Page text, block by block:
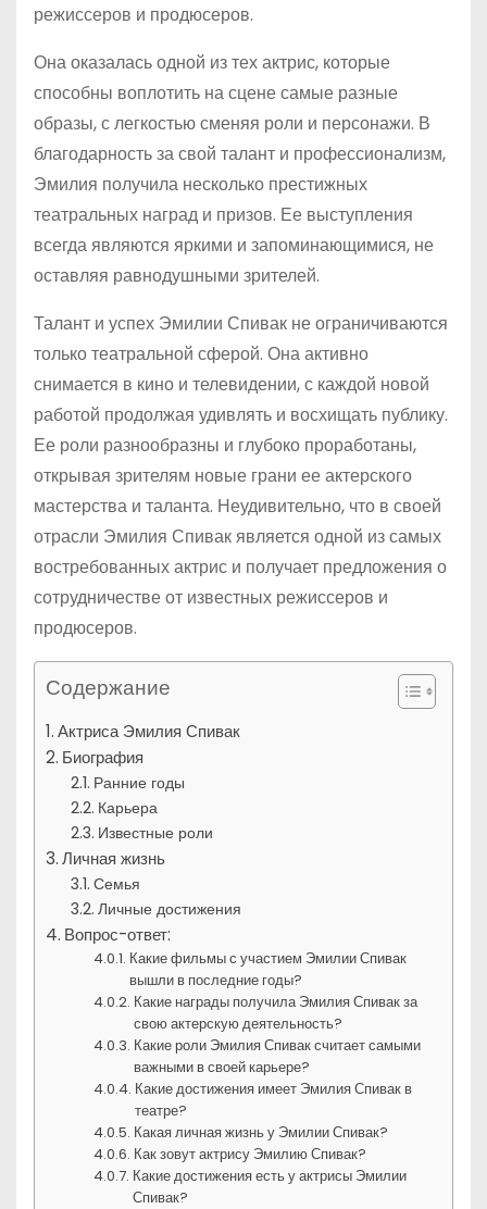
режиссеров и продюсеров.
Она оказалась одной из тех актрис, которые
способны воплотить на сцене самые разные
образы, с легкостью сменяя роли и персонажи. В
благодарность за свой талант и профессионализм,
Эмилия получила несколько престижных
театральных наград и призов. Ее выступления
всегда являются яркими и запоминающимися, не
оставляя равнодушными зрителей.
Талант и успех Эмилии Спивак не ограничиваются
только театральной сферой. Она активно
снимается в кино и телевидении, с каждой новой
работой продолжая удивлять и восхищать публику.
Ее роли разнообразны и глубоко проработаны,
открывая зрителям новые грани ее актерского
мастерства и таланта. Неудивительно, что в своей
отрасли Эмилия Спивак является одной из самых
востребованных актрис и получает предложения о
сотрудничестве от известных режиссеров и
продюсеров.
Содержание
Актриса Эмилия Спивак
Биография
Ранние годы
Карьера
Известные роли
Личная жизнь
Семья
Личные достижения
Вопрос-ответ:
Какие фильмы с участием Эмилии Спивак
вышли в последние годы?
Какие награды получила Эмилия Спивак за
свою актерскую деятельность?
Какие роли Эмилия Спивак считает самыми
важными в своей карьере?
Какие достижения имеет Эмилия Спивак в
театре?
Какая личная жизнь у Эмилии Спивак?
Как зовут актрису Эмилию Спивак?
Какие достижения есть у актрисы Эмилии
Спивак?